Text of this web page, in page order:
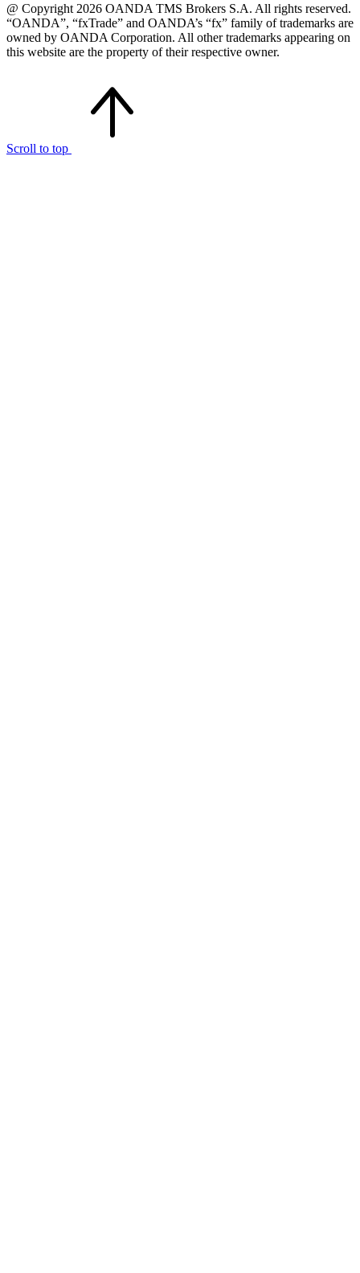
@ Copyright 2026 OANDA TMS Brokers S.A. All rights reserved.
“OANDA”, “fxTrade” and OANDA’s “fx” family of trademarks are
owned by OANDA Corporation. All other trademarks appearing on
this website are the property of their respective owner.
Scroll to top